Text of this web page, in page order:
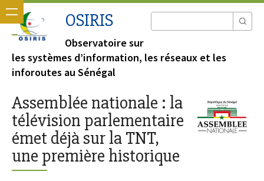
OSIRIS
Observatoire sur
les systèmes d’information, les réseaux et les
inforoutes au Sénégal
Assemblée nationale : la
télévision parlementaire
émet déjà sur la TNT,
une première historique